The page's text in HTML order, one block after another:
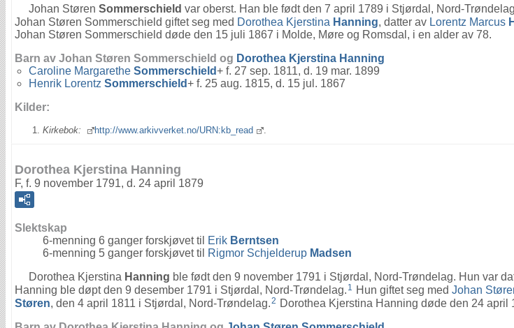
Johan Støren Sommerschield var oberst. Han ble født den 7 april 1789 i Stjørdal, Nord-
Johan Støren Sommerschield giftet seg med Dorothea Kjerstina Hanning, datter av Lorentz Marcus
Johan Støren Sommerschield døde den 15 juli 1867 i Molde, Møre og Romsdal, i en alder av 78.
Barn av Johan Støren Sommerschield og Dorothea Kjerstina Hanning
Caroline Margarethe Sommerschield+ f. 27 sep. 1811, d. 19 mar. 1899
Henrik Lorentz Sommerschield+ f. 25 aug. 1815, d. 15 jul. 1867
Kilder:
Kirkebok: http://www.arkivverket.no/URN:kb_read
Dorothea Kjerstina Hanning
F, f. 9 november 1791, d. 24 april 1879
Slektskap
6-menning 6 ganger forskjøvet til
Erik Berntsen
6-menning 5 ganger forskjøvet til
Rigmor Schjelderup Madsen
Dorothea Kjerstina Hanning ble født den 9 november 1791 i Stjørdal, Nord-Trøndelag. Hun var
Hanning ble døpt den 9 desember 1791 i Stjørdal, Nord-Trøndelag. 1 Hun giftet seg med Johan
Støren, den 4 april 1811 i Stjørdal, Nord-Trøndelag.2 Dorothea Kjerstina Hanning døde den 24